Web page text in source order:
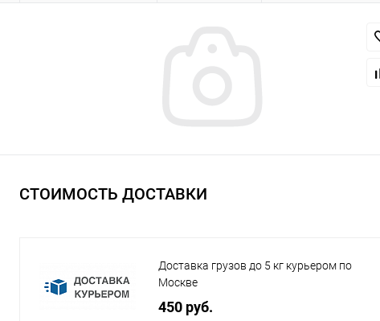
СТОИМОСТЬ ДОСТАВКИ
Доставка грузов до 5 кг курьером по
Москве
450 руб.